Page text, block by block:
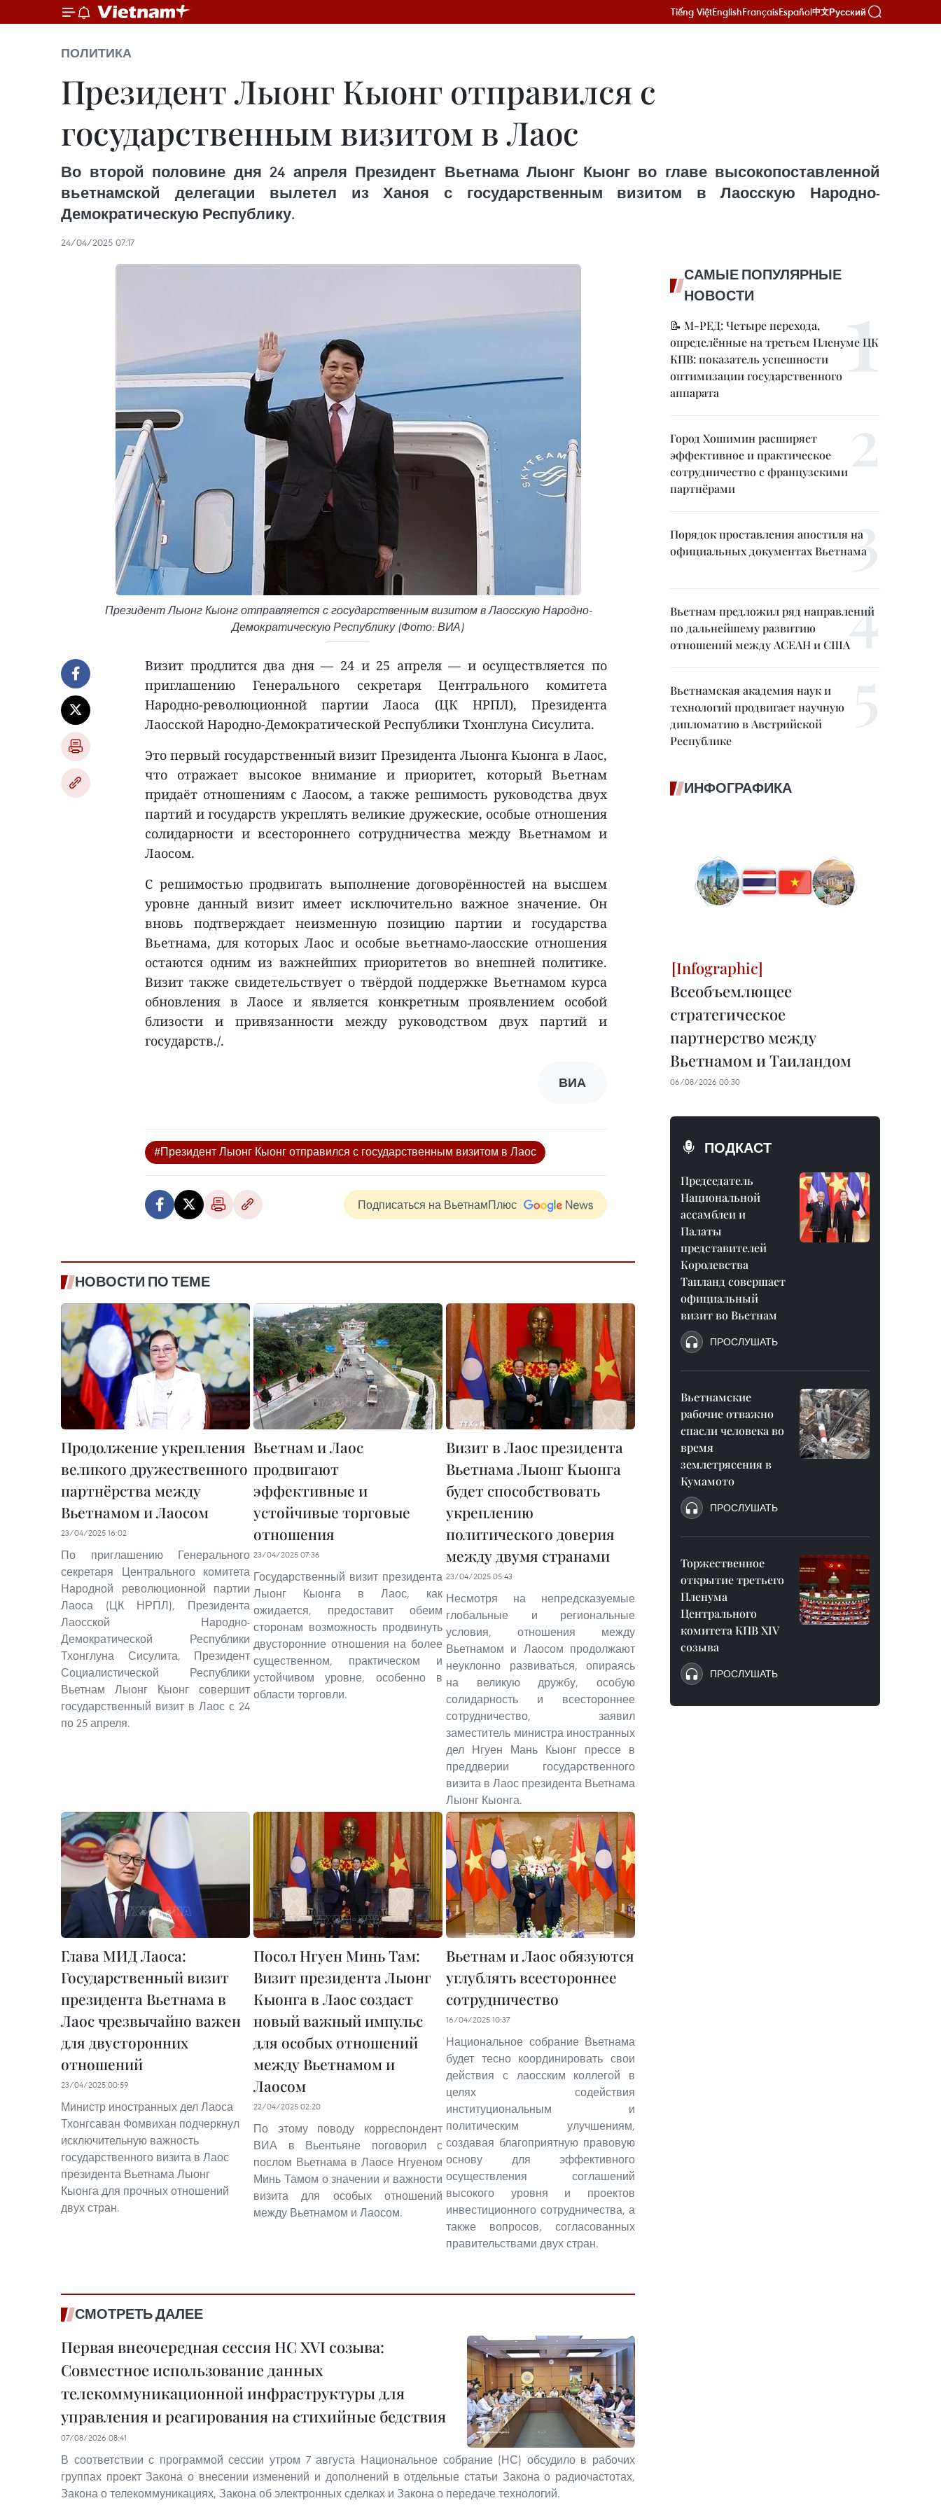
Tiếng ViệtEnglishFrançaisEspañol中文Русский
ПОЛИТИКА
Президент Лыонг Кыонг отправился с
государственным визитом в Лаос
Во второй половине дня 24 апреля Президент Вьетнама Лыонг Кыонг во главе высокопоставленной
вьетнамской делегации вылетел из Ханоя с государственным визитом в Лаосскую Народно-
Демократическую Республику.
24/04/2025 07:17
Президент Лыонг Кыонг отправляется с государственным визитом в Лаосскую Народно-
Демократическую Республику (Фото: ВИА)
Визит продлится два дня — 24 и 25 апреля — и осуществляется по
приглашению Генерального секретаря Центрального комитета
Народно-революционной партии Лаоса (ЦК НРПЛ), Президента
Лаосской Народно-Демократической Республики Тхонглуна Сисулита.
Это первый государственный визит Президента Лыонга Кыонга в Лаос,
что отражает высокое внимание и приоритет, который Вьетнам
придаёт отношениям с Лаосом, а также решимость руководства двух
партий и государств укреплять великие дружеские, особые отношения
солидарности и всестороннего сотрудничества между Вьетнамом и
Лаосом.
С решимостью продвигать выполнение договорённостей на высшем
уровне данный визит имеет исключительно важное значение. Он
вновь подтверждает неизменную позицию партии и государства
Вьетнама, для которых Лаос и особые вьетнамо-лаосские отношения
остаются одним из важнейших приоритетов во внешней политике.
Визит также свидетельствует о твёрдой поддержке Вьетнамом курса
обновления в Лаосе и является конкретным проявлением особой
близости и привязанности между руководством двух партий и
государств./.
ВИА
#Президент Лыонг Кыонг отправился с государственным визитом в Лаос
Подписаться на ВьетнамПлюс
НОВОСТИ ПО ТЕМЕ
Продолжение укрепления
великого дружественного
партнёрства между
Вьетнамом и Лаосом
23/04/2025 16:02
По приглашению Генерального
секретаря Центрального комитета
Народной революционной партии
Лаоса (ЦК НРПЛ), Президента
Лаосской Народно-
Демократической Республики
Тхонглуна Сисулита, Президент
Социалистической Республики
Вьетнам Лыонг Кыонг совершит
государственный визит в Лаос с 24
по 25 апреля.
Вьетнам и Лаос
продвигают
эффективные и
устойчивые торговые
отношения
23/04/2025 07:36
Государственный визит президента
Лыонг Кыонга в Лаос, как
ожидается, предоставит обеим
сторонам возможность продвинуть
двусторонние отношения на более
существенном, практическом и
устойчивом уровне, особенно в
области торговли.
Визит в Лаос президента
Вьетнама Лыонг Кыонга
будет способствовать
укреплению
политического доверия
между двумя странами
23/04/2025 05:43
Несмотря на непредсказуемые
глобальные и региональные
условия, отношения между
Вьетнамом и Лаосом продолжают
неуклонно развиваться, опираясь
на великую дружбу, особую
солидарность и всестороннее
сотрудничество, заявил
заместитель министра иностранных
дел Нгуен Мань Кыонг прессе в
преддверии государственного
визита в Лаос президента Вьетнама
Лыонг Кыонга.
Глава МИД Лаоса:
Государственный визит
президента Вьетнама в
Лаос чрезвычайно важен
для двусторонних
отношений
23/04/2025 00:59
Министр иностранных дел Лаоса
Тхонгсаван Фомвихан подчеркнул
исключительную важность
государственного визита в Лаос
президента Вьетнама Лыонг
Кыонга для прочных отношений
двух стран.
Посол Нгуен Минь Там:
Визит президента Лыонг
Кыонга в Лаос создаст
новый важный импульс
для особых отношений
между Вьетнамом и
Лаосом
22/04/2025 02:20
По этому поводу корреспондент
ВИА в Вьентьяне поговорил с
послом Вьетнама в Лаосе Нгуеном
Минь Тамом о значении и важности
визита для особых отношений
между Вьетнамом и Лаосом.
Вьетнам и Лаос обязуются
углублять всестороннее
сотрудничество
16/04/2025 10:37
Национальное собрание Вьетнама
будет тесно координировать свои
действия с лаосским коллегой в
целях содействия
институциональным и
политическим улучшениям,
создавая благоприятную правовую
основу для эффективного
осуществления соглашений
высокого уровня и проектов
инвестиционного сотрудничества, а
также вопросов, согласованных
правительствами двух стран.
СМОТРЕТЬ ДАЛЕЕ
Первая внеочередная сессия НС XVI созыва:
Совместное использование данных
телекоммуникационной инфраструктуры для
управления и реагирования на стихийные бедствия
07/08/2026 08:41
В соответствии с программой сессии утром 7 августа Национальное собрание (НС) обсудило в рабочих
группах проект Закона о внесении изменений и дополнений в отдельные статьи Закона о радиочастотах,
Закона о телекоммуникациях, Закона об электронных сделках и Закона о передаче технологий.
САМЫЕ ПОПУЛЯРНЫЕ
НОВОСТИ
📝 М-РЕД: Четыре перехода,
определённые на третьем Пленуме ЦК
КПВ: показатель успешности
оптимизации государственного
аппарата
Город Хошимин расширяет
эффективное и практическое
сотрудничество с французскими
партнёрами
Порядок проставления апостиля на
официальных документах Вьетнама
Вьетнам предложил ряд направлений
по дальнейшему развитию
отношений между АСЕАН и США
Вьетнамская академия наук и
технологий продвигает научную
дипломатию в Австрийской
Республике
ИНФОГРАФИКА
Всеобъемлющее
стратегическое
партнерство между
Вьетнамом и Таиландом
06/08/2026 00:30
ПОДКАСТ
Председатель
Национальной
ассамблеи и
Палаты
представителей
Королевства
Таиланд совершает
официальный
визит во Вьетнам
ПРОСЛУШАТЬ
Вьетнамские
рабочие отважно
спасли человека во
время
землетрясения в
Кумамото
ПРОСЛУШАТЬ
Торжественное
открытие третьего
Пленума
Центрального
комитета КПВ XIV
созыва
ПРОСЛУШАТЬ